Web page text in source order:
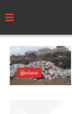
இலங்கை